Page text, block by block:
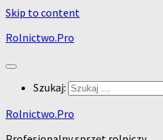
Skip to content
Rolnictwo.Pro
Szukaj:
Rolnictwo.Pro